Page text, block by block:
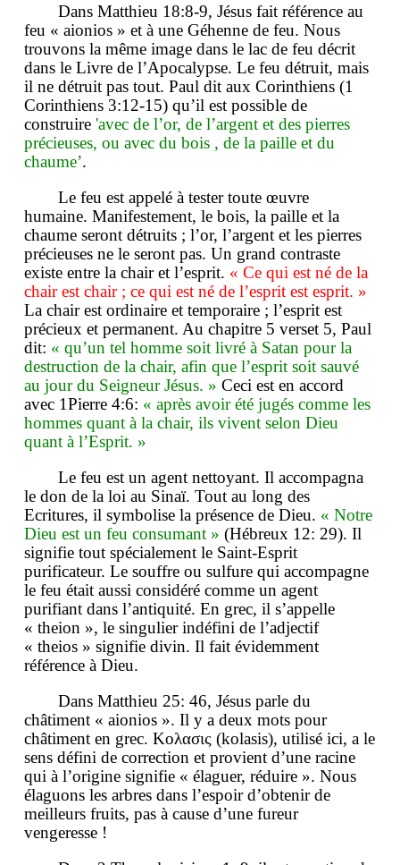
Dans Matthieu 18:8-9, Jésus fait référence au
feu « aionios » et à une Géhenne de feu. Nous
trouvons la même image dans le lac de feu décrit
dans le Livre de l’Apocalypse. Le feu détruit, mais
il ne détruit pas tout. Paul dit aux Corinthiens (1
Corinthiens 3:12-15) qu’il est possible de
construire 'avec de l’or, de l’argent et des pierres
précieuses, ou avec du bois , de la paille et du
chaume’.
Le feu est appelé à tester toute œuvre
humaine. Manifestement, le bois, la paille et la
chaume seront détruits ; l’or, l’argent et les pierres
précieuses ne le seront pas. Un grand contraste
existe entre la chair et l’esprit. « Ce qui est né de la
chair est chair ; ce qui est né de l’esprit est esprit. »
La chair est ordinaire et temporaire ; l’esprit est
précieux et permanent. Au chapitre 5 verset 5, Paul
dit: « qu’un tel homme soit livré à Satan pour la
destruction de la chair, afin que l’esprit soit sauvé
au jour du Seigneur Jésus. » Ceci est en accord
avec 1Pierre 4:6: « après avoir été jugés comme les
hommes quant à la chair, ils vivent selon Dieu
quant à l’Esprit. »
Le feu est un agent nettoyant. Il accompagna
le don de la loi au Sinaï. Tout au long des
Ecritures, il symbolise la présence de Dieu. « Notre
Dieu est un feu consumant » (Hébreux 12: 29). Il
signifie tout spécialement le Saint-Esprit
purificateur. Le souffre ou sulfure qui accompagne
le feu était aussi considéré comme un agent
purifiant dans l’antiquité. En grec, il s’appelle
« theion », le singulier indéfini de l’adjectif
« theios » signifie divin. Il fait évidemment
référence à Dieu.
Dans Matthieu 25: 46, Jésus parle du
châtiment « aionios ». Il y a deux mots pour
châtiment en grec. Κολασις (kolasis), utilisé ici, a le
sens défini de correction et provient d’une racine
qui à l’origine signifie « élaguer, réduire ». Nous
élaguons les arbres dans l’espoir d’obtenir de
meilleurs fruits, pas à cause d’une fureur
vengeresse !